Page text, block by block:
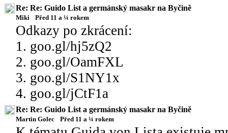
Re: Re: Guido List a germánský masakr na Byčině
Miki Před 11 a ¼ rokem
Odkazy po zkrácení:
1. goo.gl/hj5zQ2
2. goo.gl/OamFXL
3. goo.gl/S1NY1x
4. goo.gl/jCtF1a
Re: Re: Guido List a germánský masakr na Byčině
Martin Golec Před 11 a ¼ rokem